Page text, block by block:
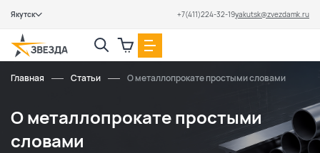
Якутск +7(411)224-32-19yakutsk@zvezdamk.ru
Главная Статьи О металлопрокате простыми словами
О металлопрокате простыми
словами